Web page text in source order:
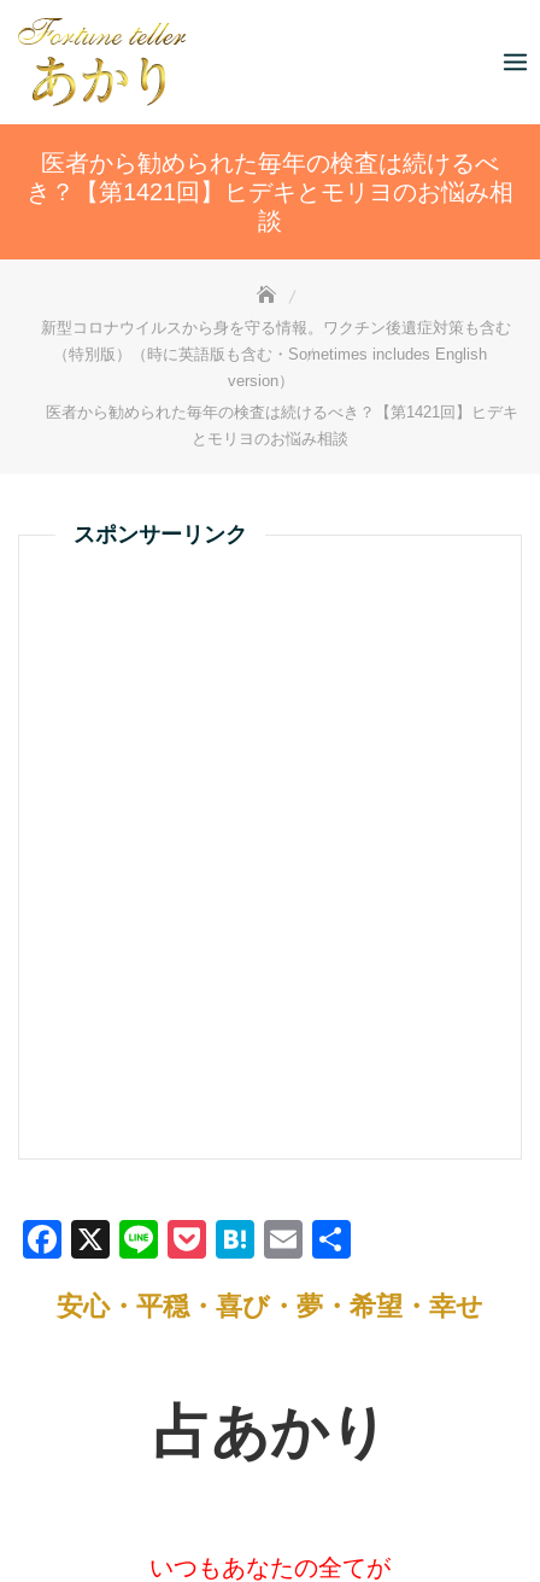
content
医者から勧められた毎年の検査は続けるべ
き？【第1421回】ヒデキとモリヨのお悩み相
談
新型コロナウイルスから身を守る情報。ワクチン後遺症対策も含む
（特別版）（時に英語版も含む・Sometimes includes English
version）
医者から勧められた毎年の検査は続けるべき？【第1421回】ヒデキ
とモリヨのお悩み相談
スポンサーリンク
F
c
X
Li
e
P
ck
H
e
E
ail
安心・平穏・喜び・夢・希望・幸せ
占あかり
いつもあなたの全てが